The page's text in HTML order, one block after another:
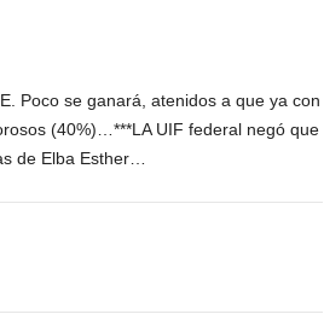
Poco se ganará, atenidos a que ya con
(40%)…***LA UIF federal negó que
de Elba Esther…